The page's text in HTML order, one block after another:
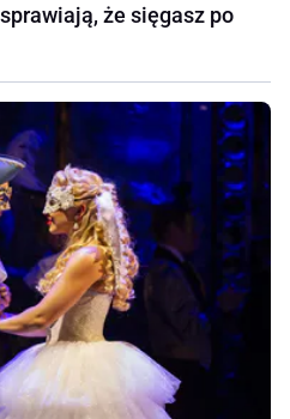
że sięgasz po